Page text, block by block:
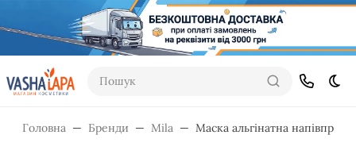
Пошук
Головна Бренди Mila Маска альгінатна